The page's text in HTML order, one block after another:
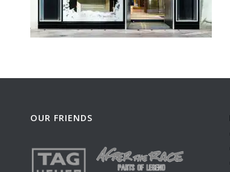
OUR FRIENDS